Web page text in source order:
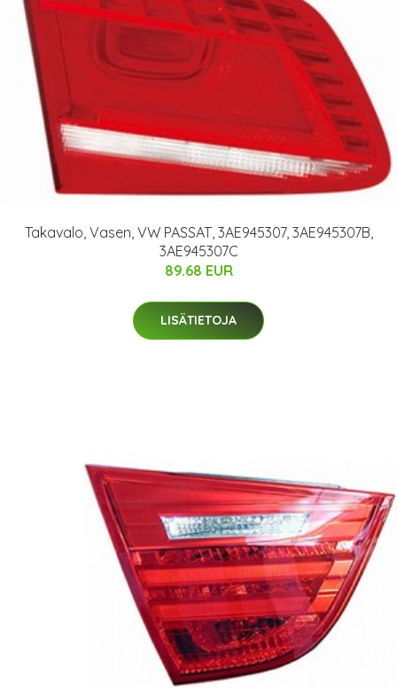
Takavalo, Vasen, VW PASSAT, 3AE945307, 3AE945307B,
3AE945307C
89.68 EUR
LISÄTIETOJA